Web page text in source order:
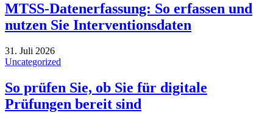
MTSS-Datenerfassung: So erfassen und
nutzen Sie Interventionsdaten
31. Juli 2026
Uncategorized
So prüfen Sie, ob Sie für digitale
Prüfungen bereit sind